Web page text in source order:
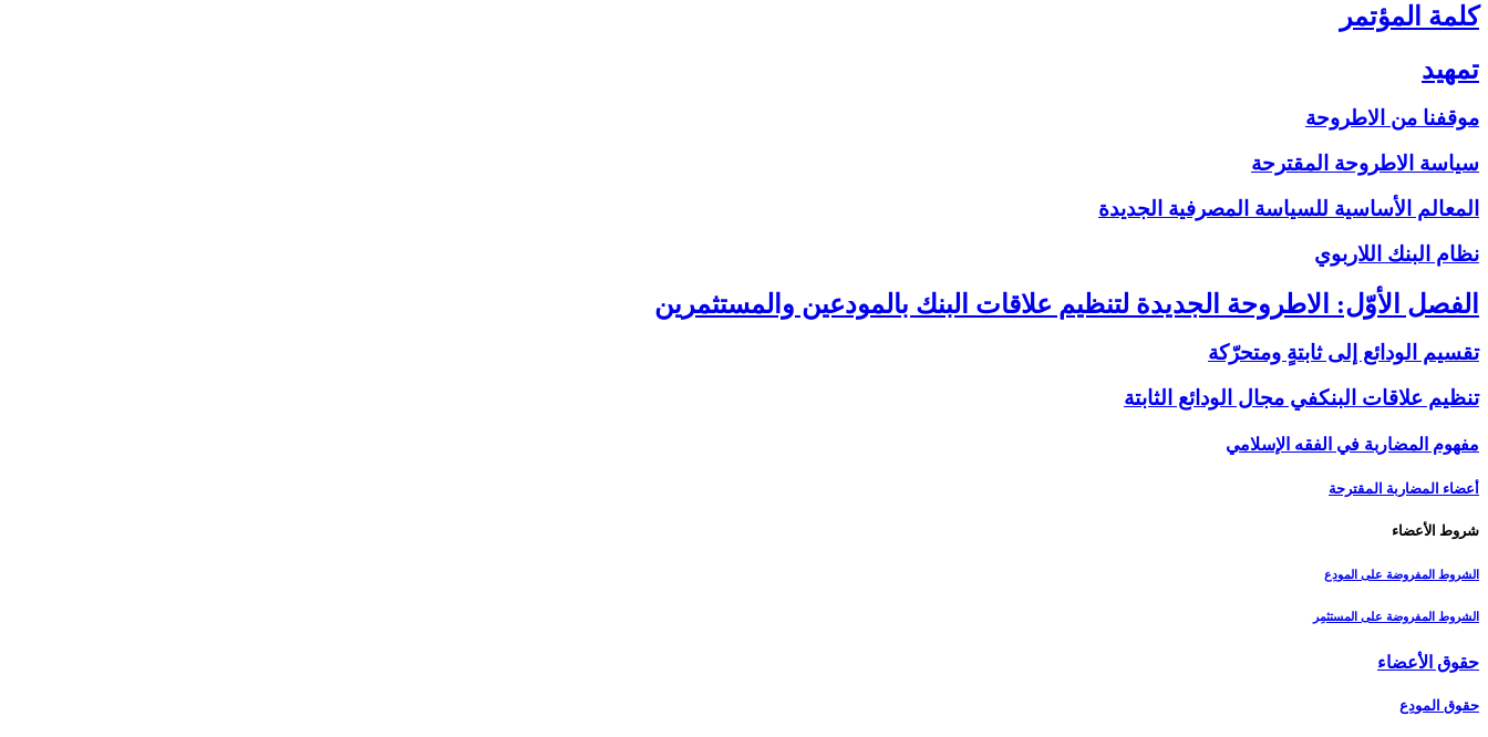
كلمة المؤتمر
تمهيد
موقفنا من الاطروحة
سياسة الاطروحة المقترحة
المعالم الأساسية للسياسة المصرفية الجديدة
نظام البنك اللاربوي‏
الفصل الأوّل: الاطروحة الجديدة لتنظيم علاقات البنك بالمودعين والمستثمرين‏
تقسيم الودائع إلى ثابتةٍ ومتحرّكة
تنظيم علاقات البنك‏في مجال الودائع الثابتة
مفهوم المضاربة في الفقه الإسلامي
أعضاء المضاربة المقترحة
شروط الأعضاء
الشروط المفروضة على المودِع
الشروط المفروضة على المستثمِر
حقوق الأعضاء
حقوق المودِع